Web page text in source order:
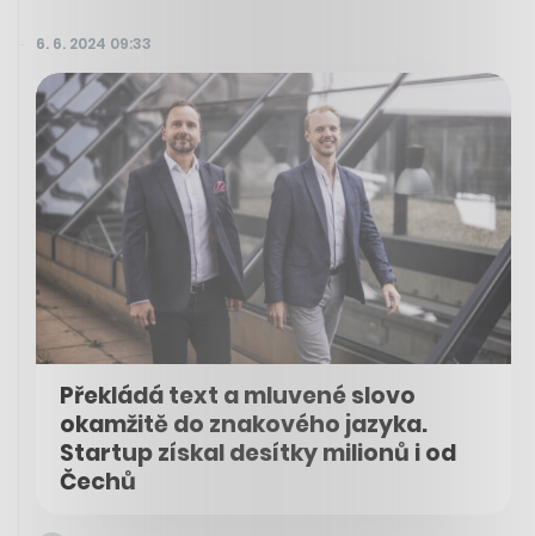
6. 6. 2024 09:33
Překládá text a mluvené slovo
okamžitě do znakového jazyka.
Startup získal desítky milionů i od
Čechů